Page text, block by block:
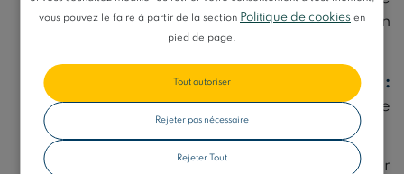
vous pouvez le faire à partir de la section Politique de cookies en
pied de page.
Tout autoriser
Rejeter pas nécessaire
Rejeter Tout
montant et la durée de vos mensualités en
fonction de votre situation.
Réponse de notre part immédiate :
Obtenez une première réponse dès la fin de
votre simulation en ligne.
Montant accesible:Vous pouvez disposer